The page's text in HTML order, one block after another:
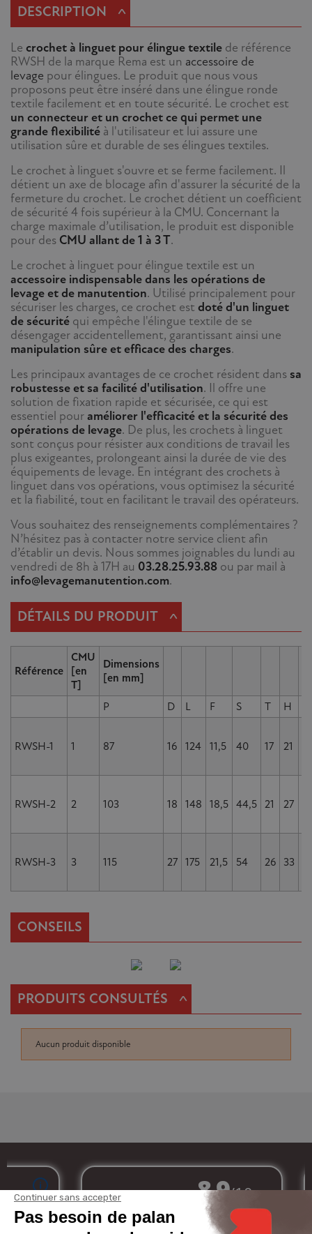
DESCRIPTION ^
Le crochet à linguet pour élingue textile de référence
RWSH de la marque Rema est un accessoire de
levage pour élingues. Le produit que nous vous
proposons peut être inséré dans une élingue ronde
textile facilement et en toute sécurité. Le crochet est
un connecteur et un crochet ce qui permet une
grande flexibilité à l'utilisateur et lui assure une
utilisation sûre et durable de ses élingues textiles.
Le crochet à linguet s'ouvre et se ferme facilement. Il
détient un axe de blocage afin d'assurer la sécurité de la
fermeture du crochet. Le crochet détient un coefficient
de sécurité 4 fois supérieur à la CMU. Concernant la
charge maximale d’utilisation, le produit est disponible
pour des CMU allant de 1 à 3 T.
Le crochet à linguet pour élingue textile est un
accessoire indispensable dans les opérations de
levage et de manutention. Utilisé principalement pour
sécuriser les charges, ce crochet est doté d'un linguet
de sécurité qui empêche l'élingue textile de se
désengager accidentellement, garantissant ainsi une
manipulation sûre et efficace des charges.
Les principaux avantages de ce crochet résident dans sa
robustesse et sa facilité d'utilisation. Il offre une
solution de fixation rapide et sécurisée, ce qui est
essentiel pouraméliorer l'efficacité et la sécurité des
opérations de levage. De plus, les crochets à linguet
sont conçus pour résister aux conditions de travail les
plus exigeantes, prolongeant ainsi la durée de vie des
équipements de levage. En intégrant des crochets à
linguet dans vos opérations, vous optimisez la sécurité
et la fiabilité, tout en facilitant le travail des opérateurs.
Vous souhaitez des renseignements complémentaires ?
N’hésitez pas à contacter notre service client afin
d’établir un devis. Nous sommes joignables du lundi au
vendredi de 8h à 17H au 03.28.25.93.88 ou par mail à
info@levagemanutention.com.
DÉTAILS DU PRODUIT ^
Référence
CMU
[en
T]
Dimensions
[en mm]
P D L F S T H
RWSH-1 1 87 16 124 11,5 40 17 21
RWSH-2 2 103 18 148 18,5 44,5 21 27
RWSH-3 3 115 27 175 21,5 54 26 33
CONSEILS
PRODUITS CONSULTÉS ^
Aucun produit disponible